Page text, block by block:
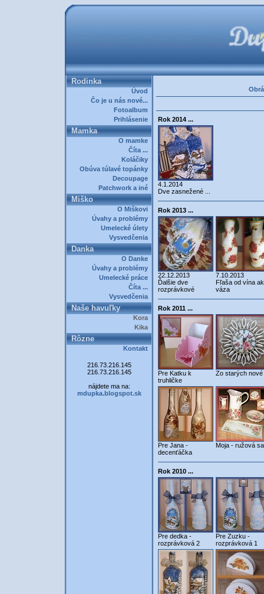
Rodinka
Úvod
Čo je u nás nové...
Fotoalbum
Prihlásenie
Mamka
O mamke
Číta ...
Koláčiky
Obúva túlavé topánky
Decoupage
Patchwork a iné
Miško
O Miškovi
Úvahy a problémy
Umelecké úlety
Vysvedčenia
Danka
O Danke
Úvahy a problémy
Umelecké práce
Číta ...
Vysvedčenia
Naše havuľky
Kora
Kika
Rôzne
Kontakt
216.73.216.145
216.73.216.145
nájdete ma na:
mdupka.blogspot.sk
Rok 2014 ...
4.1.2014
Dve zasnežené ...
Rok 2013 ...
22.12.2013
Ďalšie dve
rozprávkové
7.10.2013
Fľaša od vína
váza
Rok 2011 ...
Pre Katku k
truhličke
Zo starých nové
Pre Jana -
decenťáčka
Moja - ružová
Rok 2010 ...
Pre dedka -
rozprávková 2
Pre Zuzku -
rozprávková 1